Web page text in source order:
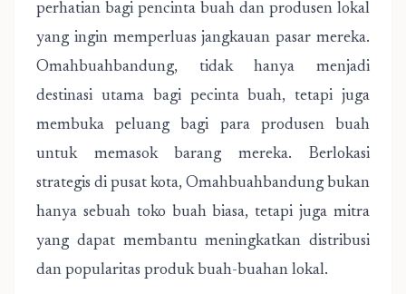
perhatian bagi pencinta buah dan produsen lokal
yang ingin memperluas jangkauan pasar mereka.
Omahbuahbandung, tidak hanya menjadi
destinasi utama bagi pecinta buah, tetapi juga
membuka peluang bagi para produsen buah
untuk memasok barang mereka. Berlokasi
strategis di pusat kota, Omahbuahbandung bukan
hanya sebuah toko buah biasa, tetapi juga mitra
yang dapat membantu meningkatkan distribusi
dan popularitas produk buah-buahan lokal.